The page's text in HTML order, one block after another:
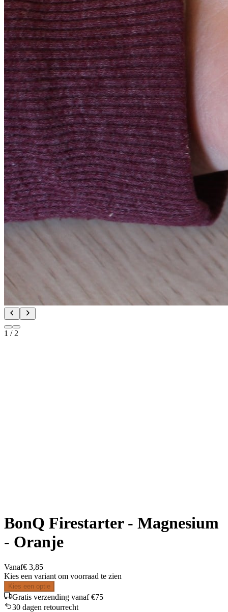
1 / 2
BonQ Firestarter - Magnesium
- Oranje
Vanaf€ 3,85
Kies een variant om voorraad te zien
Kies een optie
Gratis verzending vanaf €75
30 dagen retourrecht